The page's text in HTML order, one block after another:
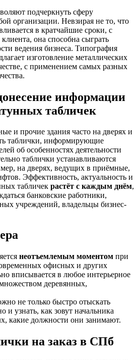
подчеркнуть сферу
организации. Невзирая не то, что
в кратчайшие сроки, с
она способна сыграть
ведения бизнеса. Типография
изготовление металлических
с применением самых разных
информации
табличек
и прочие здания часто на дверях и
таблички, информирующие
об особенностях деятельности
таблички устанавливаются
на дверях, ведущих в приёмные,
Эффективность, актуальность и
табличек растёт с каждым днём,
банковские работники,
учреждений, владельцы бизнес-
неотъемлемым моментом при
офисных и других
вписывается в любое интерьерное
деревянных,
не только быстро отыскать
и узнать, как зовут начальника
какие должности они занимают.
на заказ в СПб